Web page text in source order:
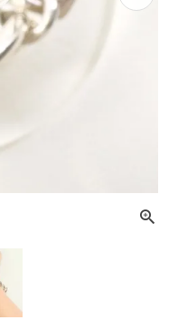
Next